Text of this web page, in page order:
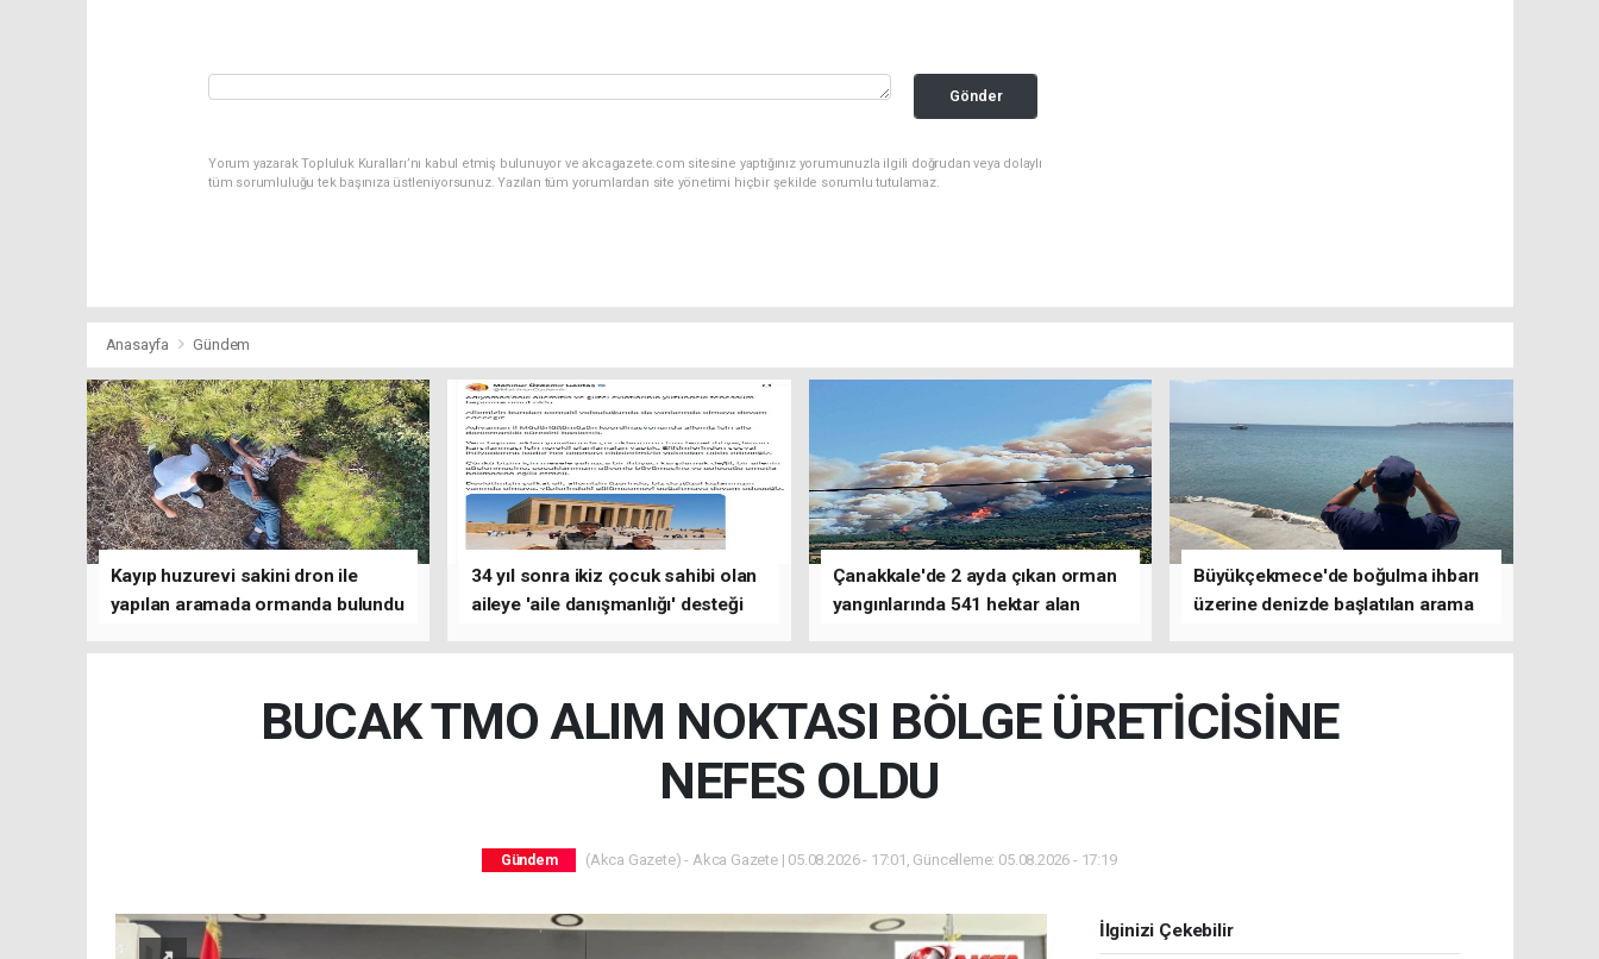
Gönder
Yorum yazarak Topluluk Kuralları’nı kabul etmiş bulunuyor ve akcagazete.com sitesine yaptığınız yorumunuzla ilgili doğrudan veya dolaylı
tüm sorumluluğu tek başınıza üstleniyorsunuz. Yazılan tüm yorumlardan site yönetimi hiçbir şekilde sorumlu tutulamaz.
Anasayfa Gündem
Kayıp huzurevi sakini dron ile
yapılan aramada ormanda bulundu
34 yıl sonra ikiz çocuk sahibi olan
aileye 'aile danışmanlığı' desteği
Çanakkale'de 2 ayda çıkan orman
yangınlarında 541 hektar alan
Büyükçekmece'de boğulma ihbarı
üzerine denizde başlatılan arama
BUCAK TMO ALIM NOKTASI BÖLGE ÜRETİCİSİNE
NEFES OLDU
Gündem (Akca Gazete) - Akca Gazete | 05.08.2026 - 17:01, Güncelleme: 05.08.2026 - 17:19
İlginizi Çekebilir